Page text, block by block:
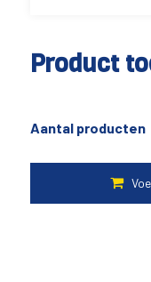
Product
Aantal producten